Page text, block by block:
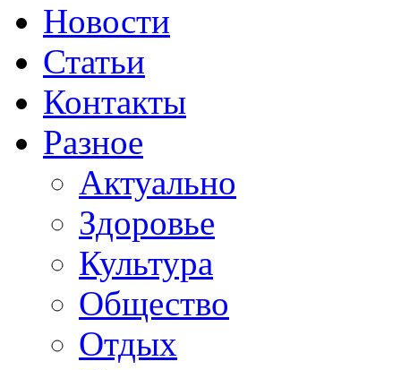
Новости
Статьи
Контакты
Разное
Актуально
Здоровье
Культура
Общество
Отдых